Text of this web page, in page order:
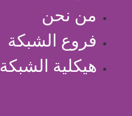
من نحن
فروع الشبكة
هيكلية الشبكة